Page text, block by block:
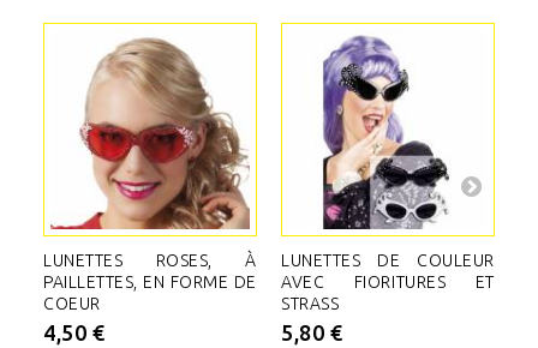
LUNETTES ROSES, À
PAILLETTES, EN FORME DE
COEUR
4,50 €
LUNETTES DE COULEUR
AVEC FIORITURES ET
STRASS
5,80 €